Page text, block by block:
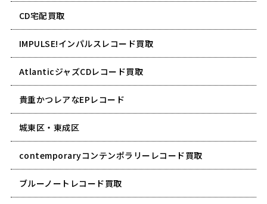
CD宅配買取
IMPULSE!インパルスレコード買取
AtlanticジャズCDレコード買取
貴重かつレアなEPレコード
城東区・東成区
contemporaryコンテンポラリーレコード買取
ブルーノートレコード買取